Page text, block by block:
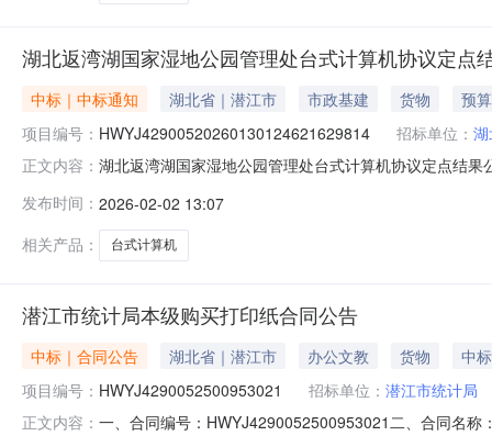
湖北返湾湖国家湿地公园管理处台式计算机协议定点
中标｜中标通知 湖北省｜潜江市 市政基建 货物
预
项目编号： HWYJ42900520260130124621629814 招标单位：
正文内容： 湖北返湾湖国家湿地公园管理处台式计算机协议定点结
司9、成交日期：2026-02-0212:40:5510、执行方式：
发布时间： 2026-02-02 13:07
相关产品：
台式计算机
潜江市统计局本级购买打印纸合同公告
中标｜合同公告 湖北省｜潜江市 办公文教 货物
中
项目编号： HWYJ4290052500953021 招标单位： 潜江市统计局
正文内容： 一、合同编号：HWYJ4290052500953021二、合同名